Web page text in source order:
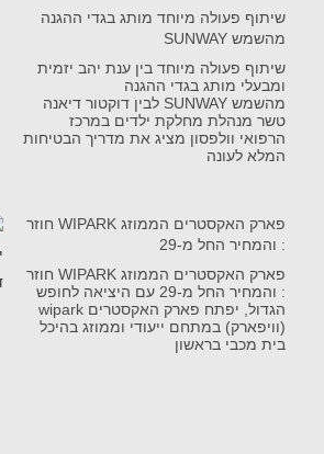
שיתוף פעולה מיוחד מותג בגדי ההגנה
מהשמש SUNWAY
שיתוף פעולה מיוחד בין ענת יהב יזמית
ומבעלי מותג בגדי ההגנה
מהשמש SUNWAY לבין דוקטור דיאנה
טשר מנהלת מחלקת ילדים במרכז
הרפואי וולפסון מציג את מדריך הבטיחות
המלא לעונה
פארק האקסטרים הממוזג WIPARK חוזר
: והמחיר החל מ-29
פארק האקסטרים הממוזג WIPARK חוזר
: והמחיר החל מ-29 עם היציאה לחופש
הגדול, יפתח פארק האקסטרים wipark
(וויפארק) במתחם ייעודי וממוזג בהיכל
בית מכבי בראשון